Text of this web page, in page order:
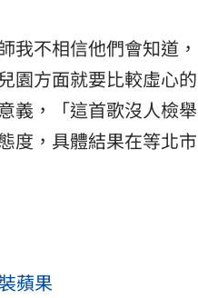
我不相信他們會知道，
園方面就要比較虛心的
義，「這首歌沒人檢舉
度，具體結果在等北市
蘋果